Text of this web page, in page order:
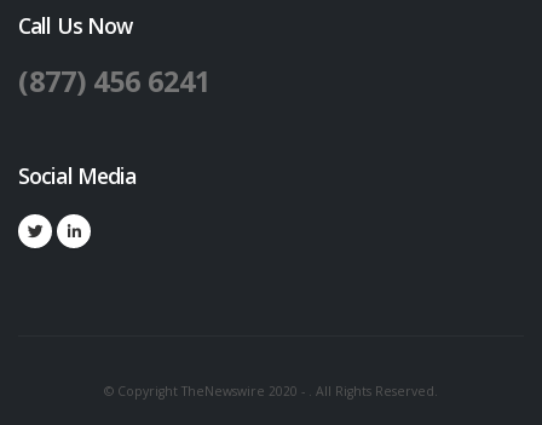
Call Us Now
(877) 456 6241
Social Media
© Copyright TheNewswire 2020 - . All Rights Reserved.